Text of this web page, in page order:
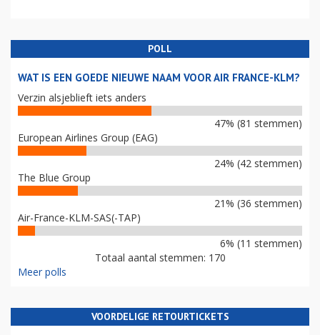
POLL
WAT IS EEN GOEDE NIEUWE NAAM VOOR AIR FRANCE-KLM?
Verzin alsjeblieft iets anders
47% (81 stemmen)
European Airlines Group (EAG)
24% (42 stemmen)
The Blue Group
21% (36 stemmen)
Air-France-KLM-SAS(-TAP)
6% (11 stemmen)
Totaal aantal stemmen: 170
Meer polls
VOORDELIGE RETOURTICKETS